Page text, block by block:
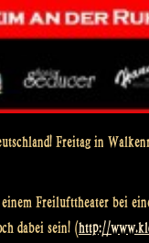
Freitag in
Freilufttheater bei
dabei sein! (http://